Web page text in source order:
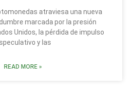
atraviesa una nueva
marcada por la presión
Unidos, la pérdida de impulso
y las
READ MORE »